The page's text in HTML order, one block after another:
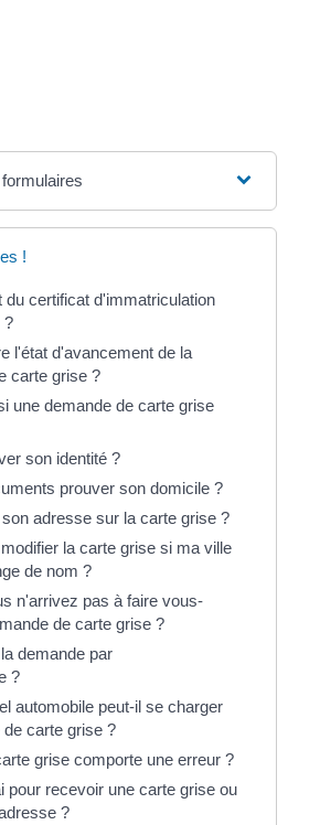
!
du certificat d'immatriculation
?
l'état d'avancement de la
carte grise ?
une demande de carte grise
son identité ?
prouver son domicile ?
adresse sur la carte grise ?
la carte grise si ma ville
de nom ?
n'arrivez pas à faire vous-
de carte grise ?
demande par
?
automobile peut-il se charger
carte grise ?
grise comporte une erreur ?
pour recevoir une carte grise ou
?